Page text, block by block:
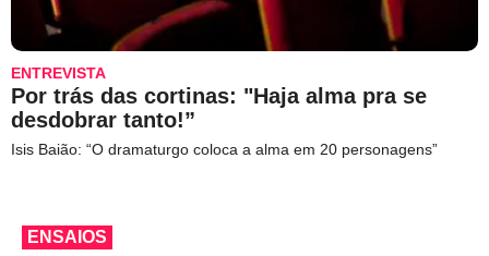
ENTREVISTA
Por trás das cortinas: "Haja alma pra se
desdobrar tanto!”
Isis Baião: “O dramaturgo coloca a alma em 20 personagens”
ENSAIOS